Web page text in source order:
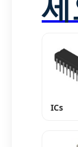
ICs